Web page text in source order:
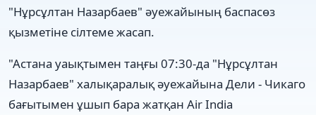
"Нұрсұлтан Назарбаев" әуежайының баспасөз
қызметіне сілтеме жасап.
"Астана уаықтымен таңғы 07:30-да "Нұрсұлтан
Назарбаев" халықаралық әуежайына Дели - Чикаго
бағытымен ұшып бара жатқан Air India